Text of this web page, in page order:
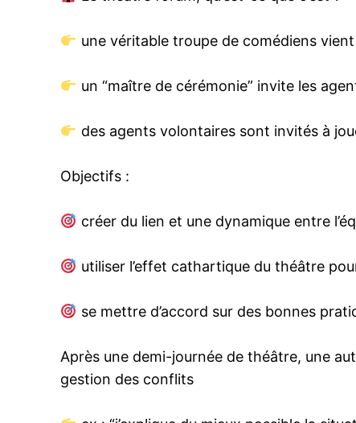
une véritable troupe de comédiens
un “maître de cérémonie” invite les
des agents volontaires sont invités à
Objectifs :
créer du lien et une dynamique entre
utiliser l’effet cathartique du théâtre
se mettre d’accord sur des bonnes
Après une demi-journée de théâtre, une
gestion des conflits